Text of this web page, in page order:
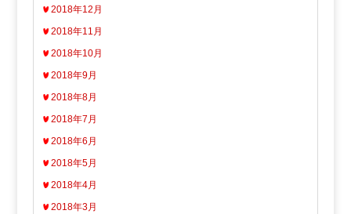
2018年12月
2018年11月
2018年10月
2018年9月
2018年8月
2018年7月
2018年6月
2018年5月
2018年4月
2018年3月